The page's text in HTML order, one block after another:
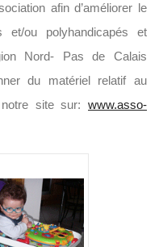
afin d’améliorer le
et/ou polyhandicapés et
Nord- Pas de Calais
du matériel relatif au
site sur: www.asso-